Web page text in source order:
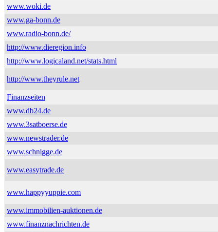
www.woki.de
www.ga-bonn.de
www.radio-bonn.de/
http://www.dieregion.info
http://www.logicaland.net/stats.html
http://www.theyrule.net
Finanzseiten
www.db24.de
www.3satboerse.de
www.newstrader.de
www.schnigge.de
www.easytrade.de
www.happyyuppie.com
www.immobilien-auktionen.de
www.finanznachrichten.de